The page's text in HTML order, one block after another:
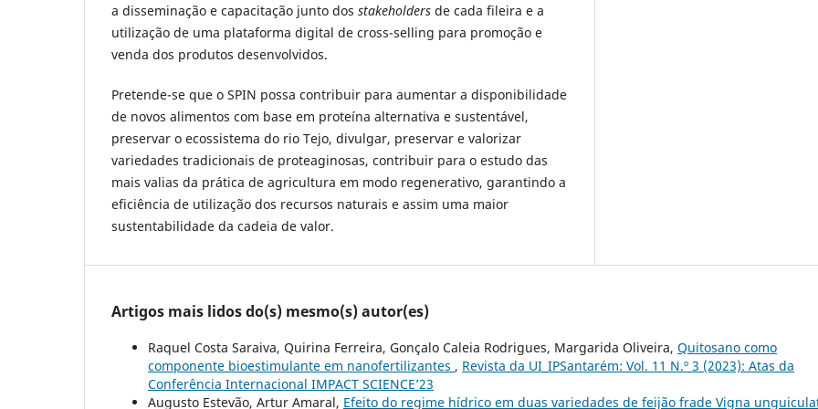
a disseminação e capacitação junto dos stakeholders de cada fileira e a
utilização de uma plataforma digital de cross-selling para promoção e
venda dos produtos desenvolvidos.
Pretende-se que o SPIN possa contribuir para aumentar a disponibilidade
de novos alimentos com base em proteína alternativa e sustentável,
preservar o ecossistema do rio Tejo, divulgar, preservar e valorizar
variedades tradicionais de proteaginosas, contribuir para o estudo das
mais valias da prática de agricultura em modo regenerativo, garantindo a
eficiência de utilização dos recursos naturais e assim uma maior
sustentabilidade da cadeia de valor.
Artigos mais lidos do(s) mesmo(s) autor(es)
Raquel Costa Saraiva, Quirina Ferreira, Gonçalo Caleia Rodrigues, Margarida Oliveira, Quitosano como
componente bioestimulante em nanofertilizantes , Revista da UI_IPSantarém: Vol. 11 N.º 3 (2023): Atas da
Conferência Internacional IMPACT SCIENCE’23
Augusto Estevão, Artur Amaral, Efeito do regime hídrico em duas variedades de feijão frade Vigna